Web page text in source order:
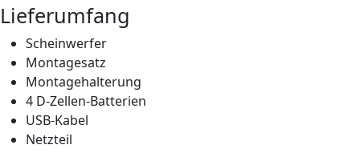
Lieferumfang
Scheinwerfer
Montagesatz
Montagehalterung
4 D-Zellen-Batterien
USB-Kabel
Netzteil